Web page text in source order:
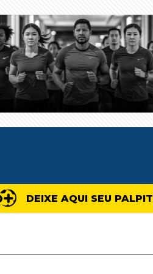
DEIXE AQUI SEU